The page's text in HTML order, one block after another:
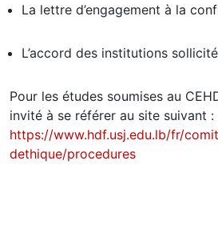
La lettre d’engagement à la
L’accord des institutions
Pour les études soumises au
invité à se référer au site suivant :
https://www.hdf.usj.edu.lb/fr/
dethique/procedures